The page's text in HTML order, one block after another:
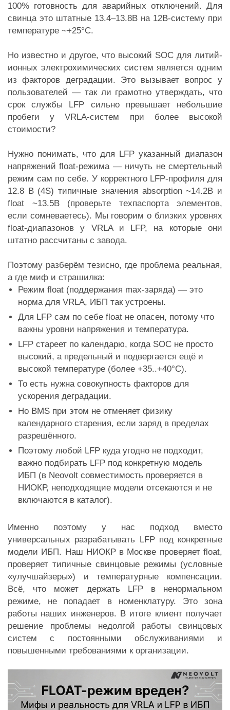
100% готовность для аварийных отключений. Для
свинца это штатные 13.4–13.8В на 12В-систему при
температуре ~+25°C.
Но известно и другое, что высокий SOC для литий-
ионных электрохимических систем является одним
из факторов деградации. Это вызывает вопрос у
пользователей — так ли грамотно утверждать, что
срок службы LFP сильно превышает небольшие
пробеги у VRLA-систем при более высокой
стоимости?
Нужно понимать, что для LFP указанный диапазон
напряжений float-режима — ничуть не смертельный
режим сам по себе. У корректного LFP-профиля для
12.8 В (4S) типичные значения absorption ~14.2В и
float ~13.5В (проверьте техпаспорта элементов,
если сомневаетесь). Мы говорим о близких уровнях
float-диапазонов у VRLA и LFP, на которые они
штатно рассчитаны с завода.
Поэтому разберём тезисно, где проблема реальная,
а где миф и страшилка:
Режим float (поддержания max-заряда) — это
норма для VRLA, ИБП так устроены.
Для LFP сам по себе float не опасен, потому что
важны уровни напряжения и температура.
LFP стареет по календарю, когда SOC не просто
высокий, а предельный и подвергается ещё и
высокой температуре (более +35..+40°C).
То есть нужна совокупность факторов для
ускорения деградации.
Но BMS при этом не отменяет физику
календарного старения, если заряд в пределах
разрешённого.
Поэтому любой LFP куда угодно не подходит,
важно подбирать LFP под конкретную модель
ИБП (в Neovolt совместимость проверяется в
НИОКР, неподходящие модели отсекаются и не
включаются в каталог).
Именно поэтому у нас подход вместо
универсальных разрабатывать LFP под конкретные
модели ИБП. Наш НИОКР в Москве проверяет float,
проверяет типичные свинцовые режимы (условные
«улучшайзеры») и температурные компенсации.
Всё, что может держать LFP в ненормальном
режиме, не попадает в номенклатуру. Это зона
работы наших инженеров. В итоге клиент получает
решение проблемы недолгой работы свинцовых
систем с постоянными обслуживаниями и
повышенными требованиями к организации.